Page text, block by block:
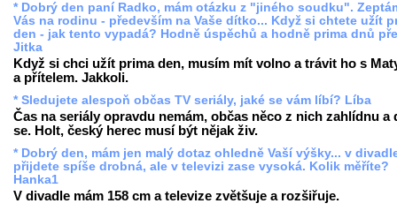
* Dobrý den paní Radko, mám otázku z "jiného soudku".
Vás na rodinu - především na Vaše dítko... Když si chtete užít
den - jak tento vypadá? Hodně úspěchů a hodně prima dnů
Jitka
Když si chci užít prima den, musím mít volno a trávit ho s
a přítelem. Jakkoli.
* Sledujete alespoň občas TV seriály, jaké se vám líbí? Líba
Čas na seriály opravdu nemám, občas něco z nich zahlídnu a
se. Holt, český herec musí být nějak živ.
* Dobrý den, mám jen malý dotaz ohledně Vaší výšky... v
přijdete spíše drobná, ale v televizi zase vysoká. Kolik měříte?
Hanka1
V divadle mám 158 cm a televize zvětšuje a rozšiřuje.